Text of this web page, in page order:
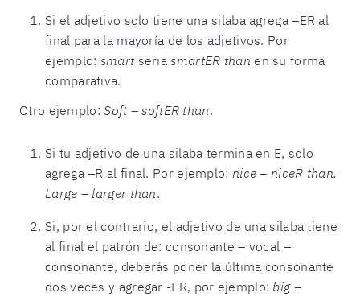
Si el adjetivo solo tiene una silaba agrega –ER al
final para la mayoría de los adjetivos. Por
ejemplo: smartseriasmartER than en su forma
comparativa.
Otro ejemplo:Soft–softER than.
Si tu adjetivo de una silaba termina en E, solo
agrega –R al final. Por ejemplo: nice – niceR than.
Large – larger than.
Si, por el contrario, el adjetivo de una silaba tiene
al final el patrón de: consonante – vocal –
consonante, deberás poner la última consonante
dos veces y agregar -ER, por ejemplo: big –